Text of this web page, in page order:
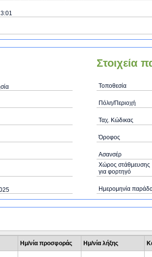
Στοιχεία
Τοποθεσία
Πόλη/Περιοχή
Ταχ. Κώδικας
Όροφος
Ασανσέρ
Χώρος στάθμευσης
για φορτηγό
Ημερομηνία
Ημ/νία προσφοράς Ημ/νία λήξης